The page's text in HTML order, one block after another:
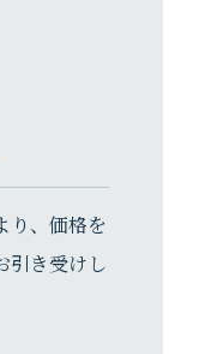
り、価格を
引き受けし